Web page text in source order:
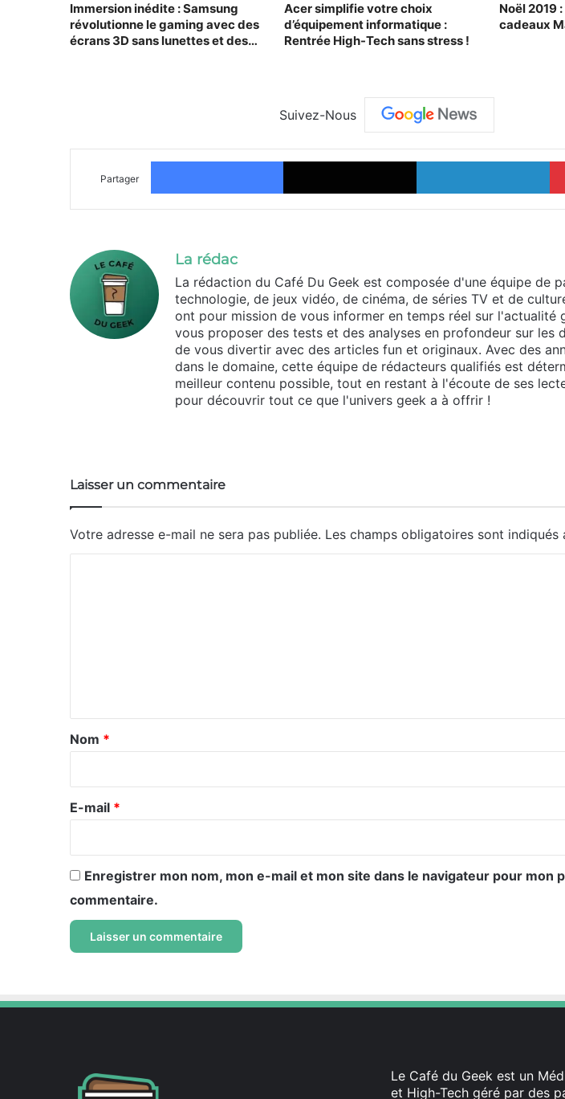
Immersion inédite : Samsung
révolutionne le gaming avec des
écrans 3D sans lunettes et des
Acer simplifie votre choix
d’équipement informatique :
Rentrée High-Tech sans stress !
Noël 2019
cadeaux
Suivez-Nous
Partager
Facebook X
La rédac
La rédaction du Café Du Geek est composée d'une équipe de
technologie, de jeux vidéo, de cinéma, de séries TV et de
ont pour mission de vous informer en temps réel sur l'actualité
vous proposer des tests et des analyses en profondeur sur les
de vous divertir avec des articles fun et originaux. Avec des
dans le domaine, cette équipe de rédacteurs qualifiés est
meilleur contenu possible, tout en restant à l'écoute de ses
pour découvrir tout ce que l'univers geek a à offrir !
Laisser un commentaire
Votre adresse e-mail ne sera pas publiée. Les champs obligatoires sont indiqués
a
r
e
Nom *
E-mail *
Enregistrer mon nom, mon e-mail et mon site dans le navigateur pour mon
commentaire.
Le Café du Geek est un
et High-Tech géré par des